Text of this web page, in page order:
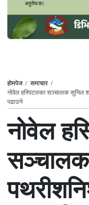
होमपेज/समाचार /
नोवेल हस्पिटलका सञ्चालक सुनिल
पढाउने
नोवेल
सञ्चालक